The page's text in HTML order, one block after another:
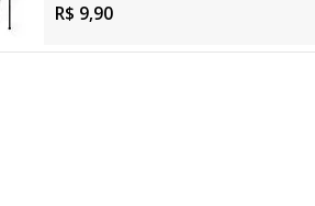
R$ 9,90